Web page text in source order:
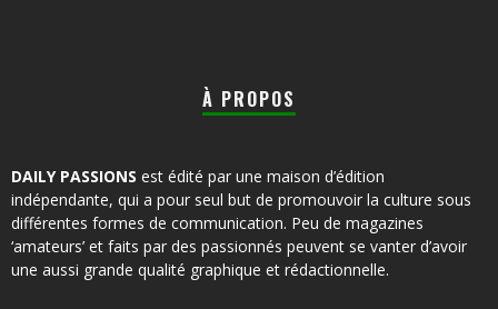
À PROPOS
DAILY PASSIONS est édité par une maison d’édition
indépendante, qui a pour seul but de promouvoir la culture sous
différentes formes de communication. Peu de magazines
‘amateurs’ et faits par des passionnés peuvent se vanter d’avoir
une aussi grande qualité graphique et rédactionnelle.